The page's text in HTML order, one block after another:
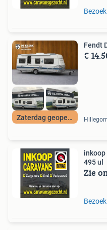
Zaterdag geopend
Fendt
€
inkoop
495 ul
Zie